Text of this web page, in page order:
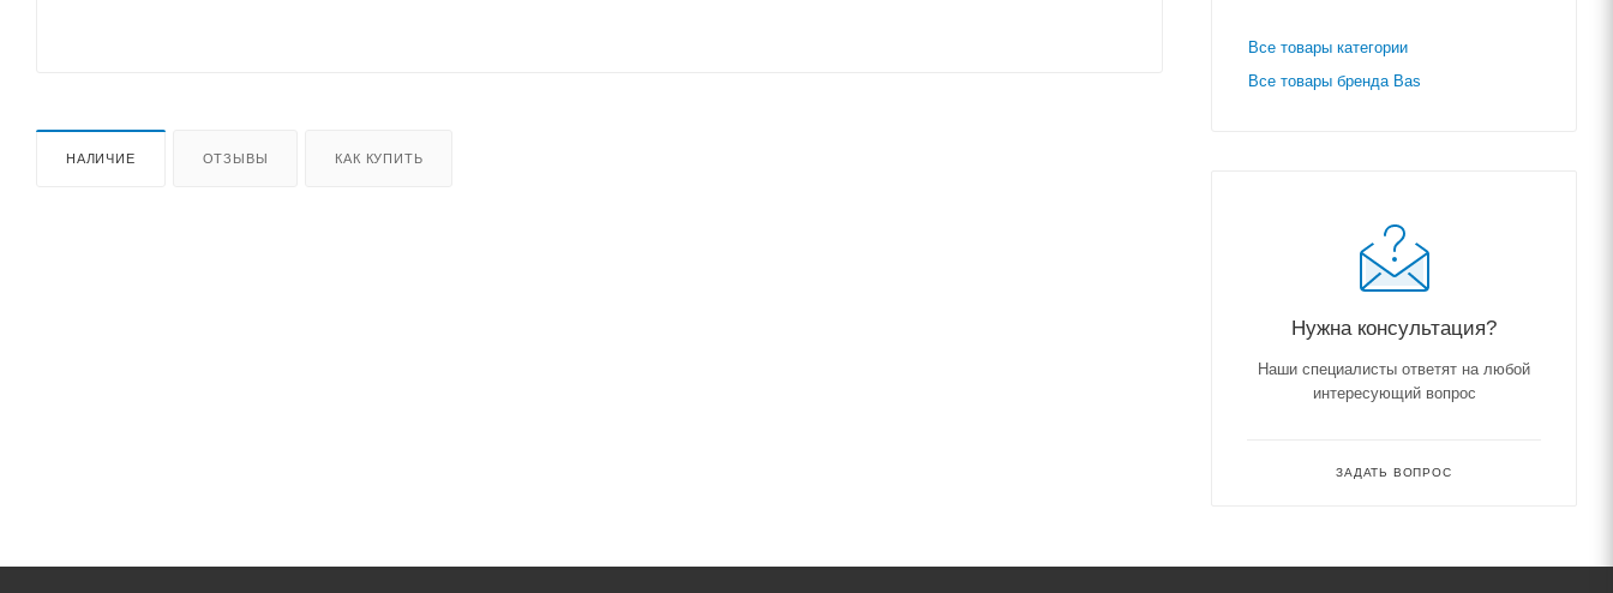
НАЛИЧИЕ ОТЗЫВЫ КАК КУПИТЬ
Все товары категории
Все товары бренда Bas
Нужна консультация?
Наши специалисты ответят на любой
интересующий вопрос
ЗАДАТЬ ВОПРОС